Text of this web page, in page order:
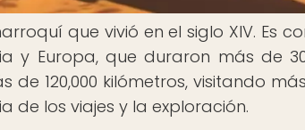
que vivió en el siglo XIV. Es
y Europa, que duraron más de
120,000 kilómetros, visitando
de los viajes y la exploración.